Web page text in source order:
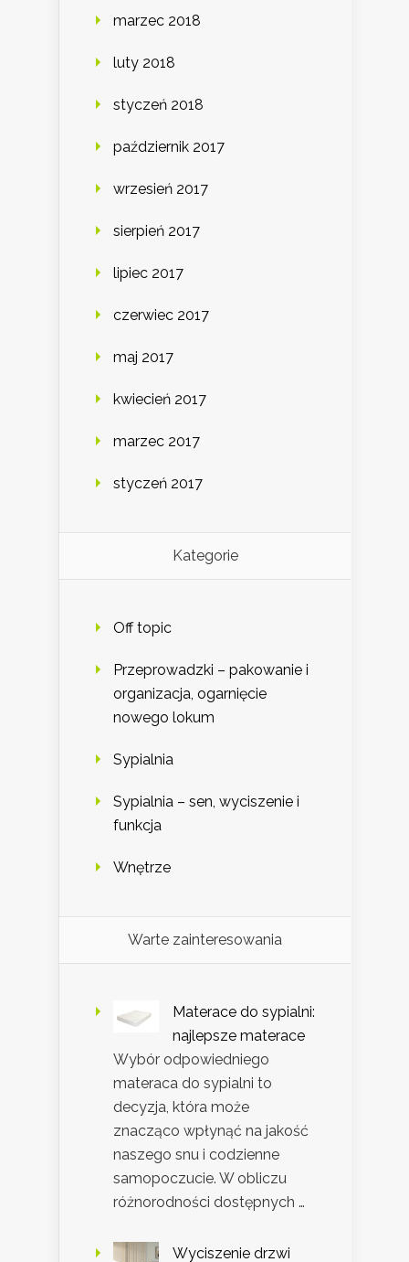
marzec 2018
luty 2018
styczeń 2018
październik 2017
wrzesień 2017
sierpień 2017
lipiec 2017
czerwiec 2017
maj 2017
kwiecień 2017
marzec 2017
styczeń 2017
Kategorie
Off topic
Przeprowadzki – pakowanie i
organizacja, ogarnięcie
nowego lokum
Sypialnia
Sypialnia – sen, wyciszenie i
funkcja
Wnętrze
Warte zainteresowania
Materace do sypialni:
najlepsze materace
Wybór odpowiedniego
materaca do sypialni to
decyzja, która może
znacząco wpłynąć na jakość
naszego snu i codzienne
samopoczucie. W obliczu
różnorodności dostępnych …
Wyciszenie drzwi